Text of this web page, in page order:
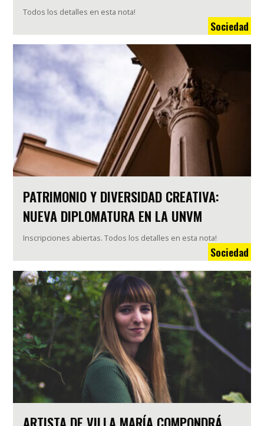
Todos los detalles en esta nota!
Sociedad
PATRIMONIO Y DIVERSIDAD CREATIVA:
NUEVA DIPLOMATURA EN LA UNVM
Inscripciones abiertas. Todos los detalles en esta nota!
Sociedad
ARTISTA DE VILLA MARÍA COMPONDRÁ